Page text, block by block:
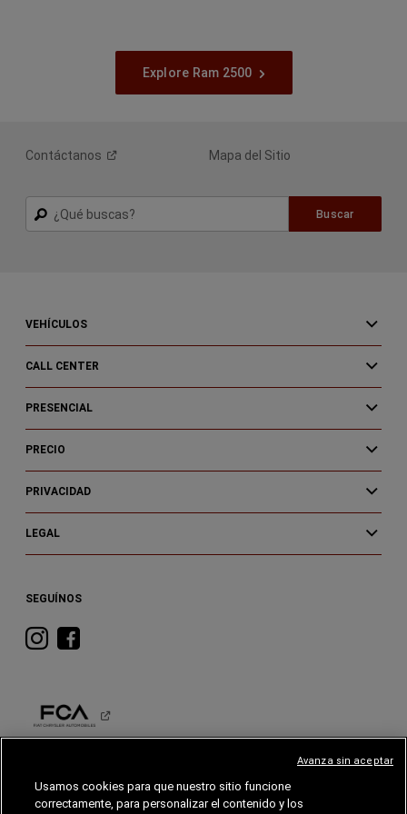
Explore Ram 2500
Contáctanos Mapa del Sitio
Buscar
Buscar
VEHÍCULOS
CALL CENTER
PRESENCIAL
PRECIO
PRIVACIDAD
LEGAL
SEGUÍNOS
Visita
Instagram
Visita
Facebook
Usamos cookies para que nuestro sitio funcione
correctamente, para personalizar el contenido y los
Avanza sin aceptar